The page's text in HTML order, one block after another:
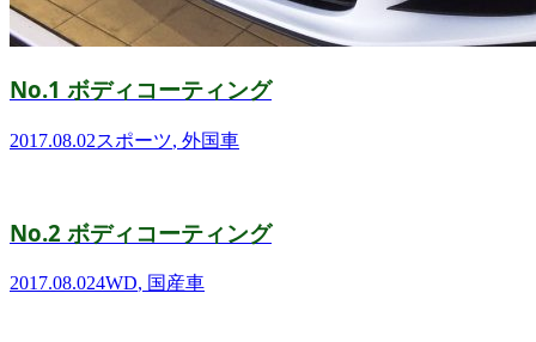
No.1 ボディコーティング
2017.08.02スポーツ, 外国車
No.2 ボディコーティング
2017.08.024WD, 国産車